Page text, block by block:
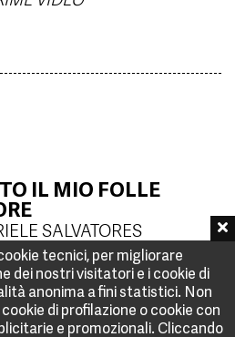
IL MIO FOLLE
SALVATORES
COSA BELLA
tecnici, per migliorare
dei nostri visitatori e i cookie di
anonima a fini statistici. Non
di profilazione o cookie con
e promozionali. Cliccando